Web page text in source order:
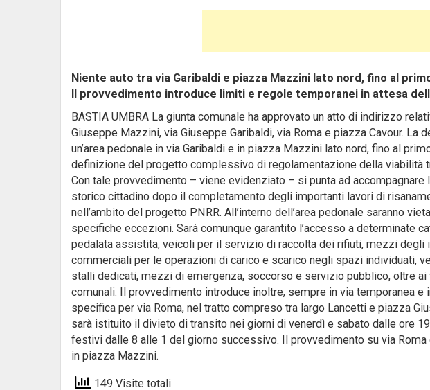
Niente auto tra via Garibaldi e piazza Mazzini lato nord, fino al
Il provvedimento introduce limiti e regole temporanei in attesa
BASTIA UMBRA La giunta comunale ha approvato un atto di indirizzo
Giuseppe Mazzini, via Giuseppe Garibaldi, via Roma e piazza Cavour. La
un’area pedonale in via Garibaldi e in piazza Mazzini lato nord, fino al
definizione del progetto complessivo di regolamentazione della viabilità
Con tale provvedimento – viene evidenziato – si punta ad
storico cittadino dopo il completamento degli importanti lavori di
nell’ambito del progetto PNRR. All’interno dell’area pedonale saranno
specifiche eccezioni. Sarà comunque garantito l’accesso a determinate
pedalata assistita, veicoli per il servizio di raccolta dei rifiuti, mezzi
commerciali per le operazioni di carico e scarico negli spazi individuati,
stalli dedicati, mezzi di emergenza, soccorso e servizio pubblico, oltre
comunali. Il provvedimento introduce inoltre, sempre in via temporanea
specifica per via Roma, nel tratto compreso tra largo Lancetti e piazza
sarà istituito il divieto di transito nei giorni di venerdì e sabato dalle ore
festivi dalle 8 alle 1 del giorno successivo. Il provvedimento su via
in piazza Mazzini.
149 Visite totali